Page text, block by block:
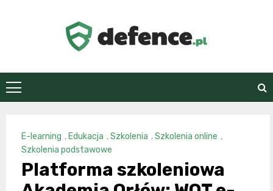
defence.pl
E-learning , Edukacja ,Szkolenia ,Szkolenia online ,
Szkolenia podstawowe
Platforma szkoleniowa